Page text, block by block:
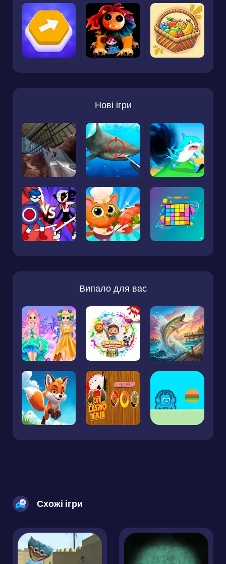
Нові ігри
Випало для вас
Схожі ігри